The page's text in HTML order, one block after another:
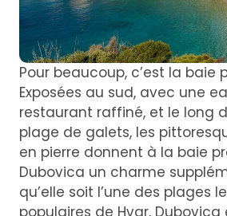
Pour beaucoup, c’est la baie
Exposées au sud, avec une
restaurant raffiné, et le long
plage de galets, les
en pierre donnent à la baie
Dubovica un charme
qu’elle soit l’une des plages
populaires de Hvar, Dubovica